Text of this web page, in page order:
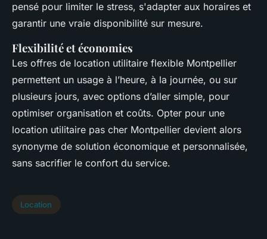
pensé pour limiter le stress, s'adapter aux horaires et
garantir une vraie disponibilité sur mesure.
Flexibilité et économies
Les offres de location utilitaire flexible Montpellier
permettent un usage à l’heure, à la journée, ou sur
plusieurs jours, avec options d’aller simple, pour
optimiser organisation et coûts. Opter pour une
location utilitaire pas cher Montpellier devient alors
synonyme de solution économique et personnalisée,
sans sacrifier le confort du service.
Location